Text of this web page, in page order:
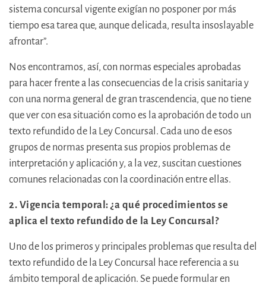
sistema concursal vigente exigían no posponer por más
tiempo esa tarea que, aunque delicada, resulta insoslayable
afrontar”.
Nos encontramos, así, con normas especiales aprobadas
para hacer frente a las consecuencias de la crisis sanitaria y
con una norma general de gran trascendencia, que no tiene
que ver con esa situación como es la aprobación de todo un
texto refundido de la Ley Concursal. Cada uno de esos
grupos de normas presenta sus propios problemas de
interpretación y aplicación y, a la vez, suscitan cuestiones
comunes relacionadas con la coordinación entre ellas.
2. Vigencia temporal: ¿a qué procedimientos se
aplica el texto refundido de la Ley Concursal?
Uno de los primeros y principales problemas que resulta del
texto refundido de la Ley Concursal hace referencia a su
ámbito temporal de aplicación. Se puede formular en